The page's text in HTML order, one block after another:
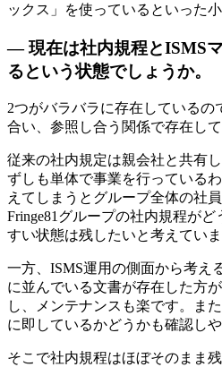
ックス」を使っているといった小
— 現在は社内規程とISMS
るという状態でしょうか。
2つがバラバラに存在しているの
合い、参照し合う関係で存在して
従来の社内規定は親会社と共有
ずしも単体で事業を行っている
えてしまうとグループ全体の社
Fringe81グループの社内規程が
すい状態は残したいと考えていま
一方、ISMS運用の側面から考え
に並んでいる文書が存在した方
し、メンテナンスも楽です。ま
に即しているかどうかも確認しや
そこで社内規程はほぼそのまま